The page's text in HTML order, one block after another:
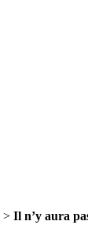
> Il n’y aura